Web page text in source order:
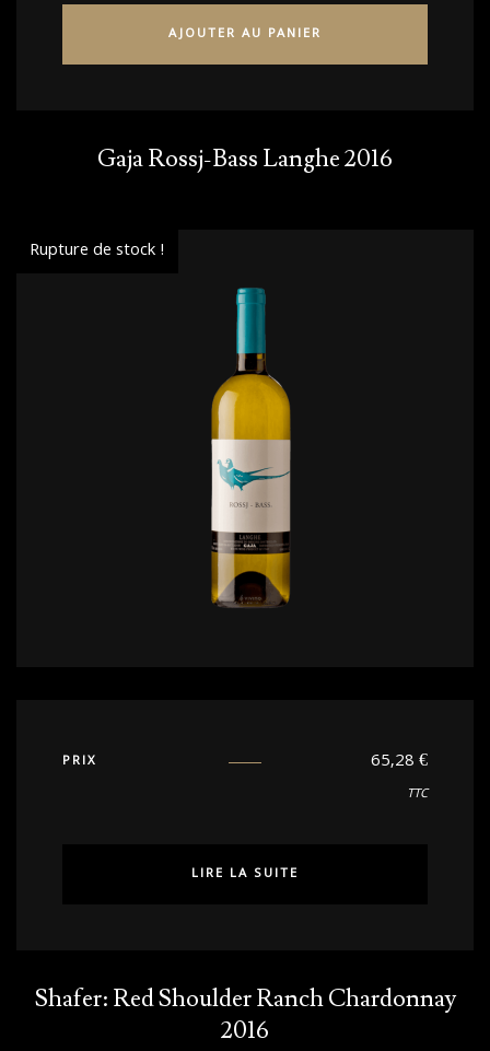
AJOUTER AU PANIER
Gaja Rossj-Bass Langhe 2016
Rupture de stock !
PRIX 65,28€
TTC
LIRE LA SUITE
Shafer: Red Shoulder Ranch Chardonnay
2016